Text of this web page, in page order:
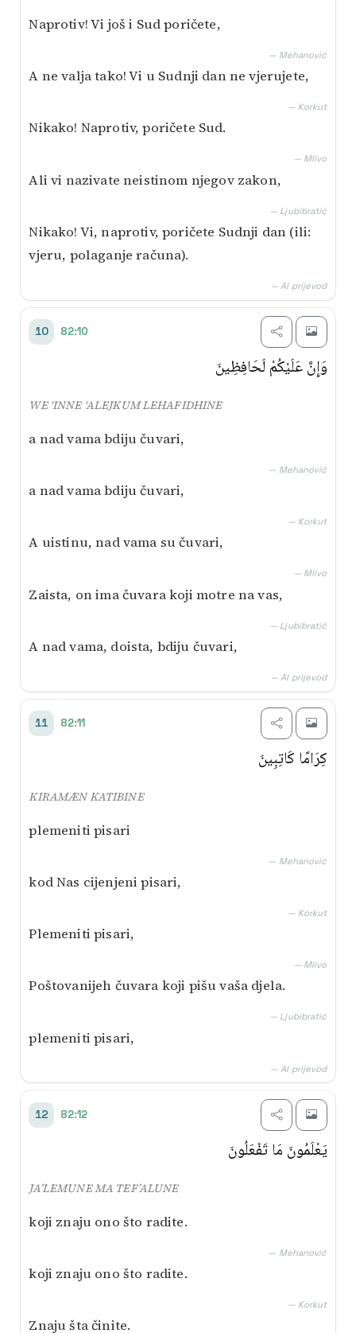
Naprotiv! Vi još i Sud poričete,
— Mehanović
A ne valja tako! Vi u Sudnji dan ne vjerujete,
— Korkut
Nikako! Naprotiv, poričete Sud.
— Mlivo
Ali vi nazivate neistinom njegov zakon,
— Ljubibratić
Nikako! Vi, naprotiv, poričete Sudnji dan (ili:
vjeru, polaganje računa).
— AI prijevod
10 82:10
وَإِنَّ عَلَيْكُمْ لَحَافِظِينَ
WE ‘INNE ‘ALEJKUM LEHAFIDHINE
a nad vama bdiju čuvari,
— Mehanović
a nad vama bdiju čuvari,
— Korkut
A uistinu, nad vama su čuvari,
— Mlivo
Zaista, on ima čuvara koji motre na vas,
— Ljubibratić
A nad vama, doista, bdiju čuvari,
— AI prijevod
11 82:11
كِرَامًا كَاتِبِينَ
KIRAMÆN KATIBINE
plemeniti pisari
— Mehanović
kod Nas cijenjeni pisari,
— Korkut
Plemeniti pisari,
— Mlivo
Poštovanijeh čuvara koji pišu vaša djela.
— Ljubibratić
plemeniti pisari,
— AI prijevod
12 82:12
يَعْلَمُونَ مَا تَفْعَلُونَ
JA’LEMUNE MA TEF’ALUNE
koji znaju ono što radite.
— Mehanović
koji znaju ono što radite.
— Korkut
Znaju šta činite.